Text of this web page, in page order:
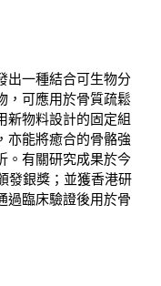
出一種結合可生物分
，可應用於骨質疏鬆
新物料設計的固定組
亦能將癒合的骨骼強
。有關研究成果於今
發銀獎；並獲香港研
過臨床驗證後用於骨